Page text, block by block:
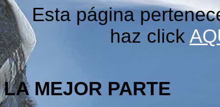
Esta página
haz click
LA MEJOR PARTE